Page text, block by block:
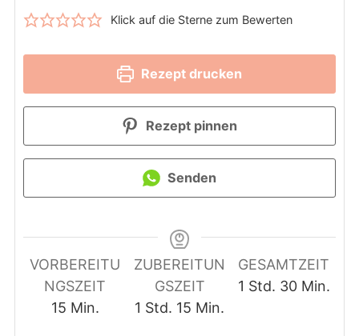
Klick auf die Sterne zum Bewerten
Rezept drucken
Rezept pinnen
Senden
VORBEREITU
NGSZEIT
15Minuten
Min.
ZUBEREITUN
GSZEIT
1 Stunde
Std. 15 Minuten
Min.
GESAMTZEIT
1 Stunde
Std. 30Minuten
Min.